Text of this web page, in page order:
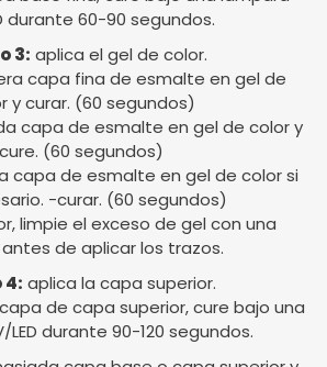
durante 60-90 segundos.
3: aplica el gel de color.
capa fina de esmalte en gel de
y curar. (60 segundos)
capa de esmalte en gel de color y
cure. (60 segundos)
capa de esmalte en gel de color si
-curar. (60 segundos)
limpie el exceso de gel con una
de aplicar los trazos.
4: aplica la capa superior.
de capa superior, cure bajo una
LED durante 90-120 segundos.